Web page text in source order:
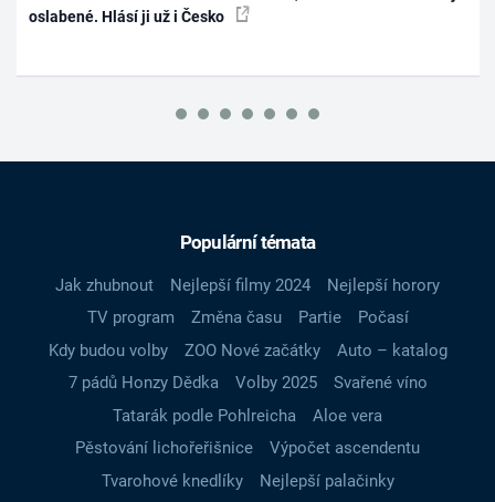
oslabené. Hlásí ji už i Česko
Populární témata
Jak zhubnout Nejlepší filmy 2024
Nejlepší horory
TV program
Změna času Partie
Počasí
Kdy budou volby
ZOO Nové začátky
Auto – katalog
7 pádů Honzy Dědka
Volby 2025
Svařené víno
Tatarák podle Pohlreicha
Aloe vera
Pěstování lichořeřišnice
Výpočet ascendentu
Tvarohové knedlíky
Nejlepší palačinky